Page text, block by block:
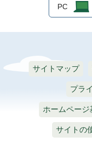
PC
サイトマップ
プラ
ホームページ
サイトの